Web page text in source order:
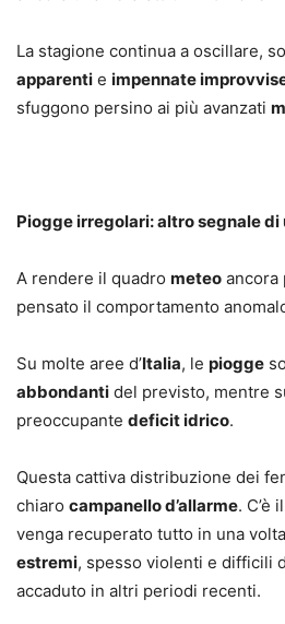
La stagione continua a oscillare,
apparenti e impennate
sfuggono persino ai più avanzati
Piogge irregolari: altro segnale
A rendere il quadro meteo ancora
pensato il comportamento
Su molte aree d’Italia, le piogge
abbondanti del previsto, mentre
preoccupante deficit idrico.
Questa cattiva distribuzione dei
chiaro campanello d’allarme. C’è
venga recuperato tutto in una
estremi, spesso violenti e difficili
accaduto in altri periodi recenti.